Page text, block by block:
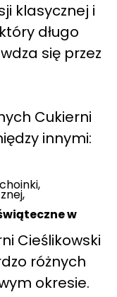
klasycznej i
długo
się przez
Cukierni
innymi:
w
Cieślikowski
różnych
okresie.